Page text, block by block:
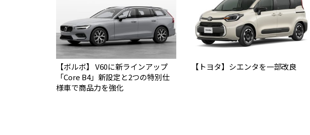
【ボルボ】 V60に新ラインアップ
「Core B4」新設定と2つの特別仕
様車で商品力を強化
【トヨタ】シエンタを一部改良